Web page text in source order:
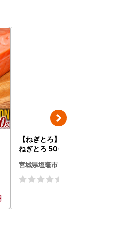
【ねぎとろ】7日以内発送
ねぎとろ 500g(100g×5)
宮城県塩竈市